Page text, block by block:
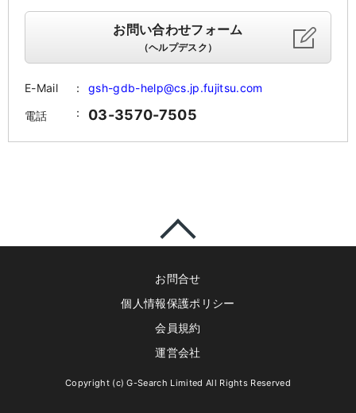
お問い合わせフォーム
（ヘルプデスク）
E-Mail gsh-gdb-help@cs.jp.fujitsu.com
電話 03-3570-7505
お問合せ
個人情報保護ポリシー
会員規約
運営会社
Copyright (c) G-Search Limited All Rights Reserved